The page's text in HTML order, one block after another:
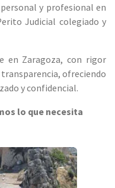
y profesional en
Judicial colegiado y
en Zaragoza, con rigor
ofreciendo
y confidencial.
lo que necesita